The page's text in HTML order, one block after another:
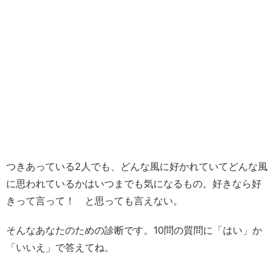
つきあっている2人でも、どんな風に好かれていてどんな風
に思われているかはいつまでも気になるもの。好きなら好
きって言って！ と思っても言えない。
そんなあなたのための診断です。10問の質問に「はい」か
「いいえ」で答えてね。